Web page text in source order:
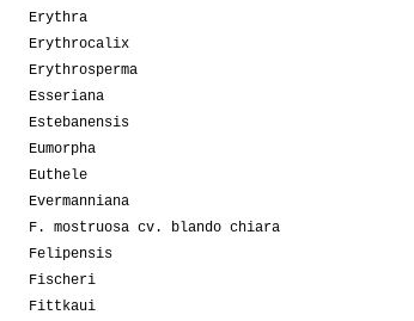
Erythra
Erythrocalix
Erythrosperma
Esseriana
Estebanensis
Eumorpha
Euthele
Evermanniana
F. mostruosa cv. blando chiara
Felipensis
Fischeri
Fittkaui